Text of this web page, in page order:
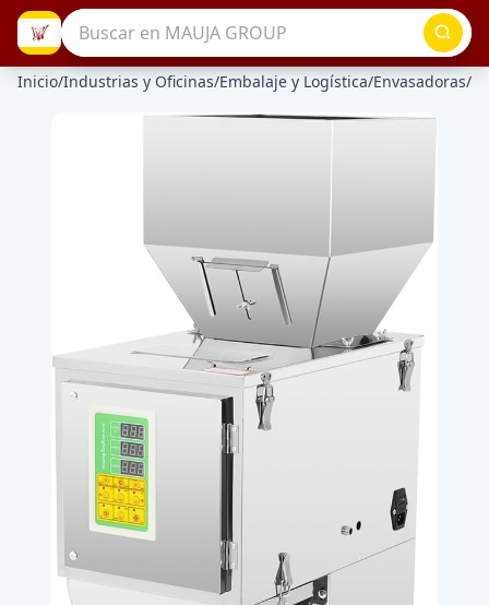
Inicio/Industrias y Oficinas/Embalaje y Logística/Envasadoras/